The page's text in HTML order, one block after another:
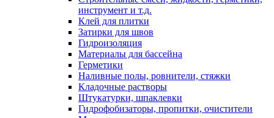
инструмент и т.д.
Клей для плитки
Затирки для швов
Гидроизоляция
Материалы для бассейна
Герметики
Наливные полы, ровнители, стяжки
Кладочные растворы
Штукатурки, шпаклевки
Гидрофобизаторы, пропитки, очистители